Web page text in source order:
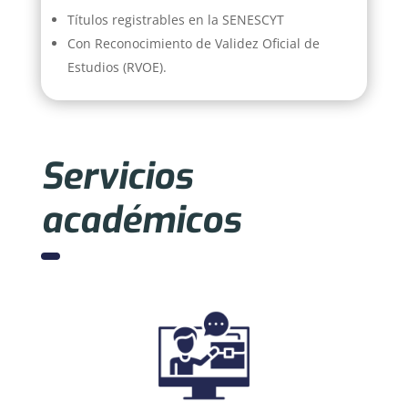
Títulos registrables en la SENESCYT
Con Reconocimiento de Validez Oficial de
Estudios (RVOE).
Servicios
académicos